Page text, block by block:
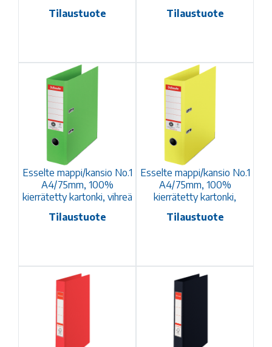
Tilaustuote
Tilaustuote
Esselte mappi/kansio No.1
A4/75mm, 100%
kierrätetty kartonki, vihreä
Tilaustuote
Esselte mappi/kansio No.1
A4/75mm, 100%
kierrätetty kartonki,
Tilaustuote